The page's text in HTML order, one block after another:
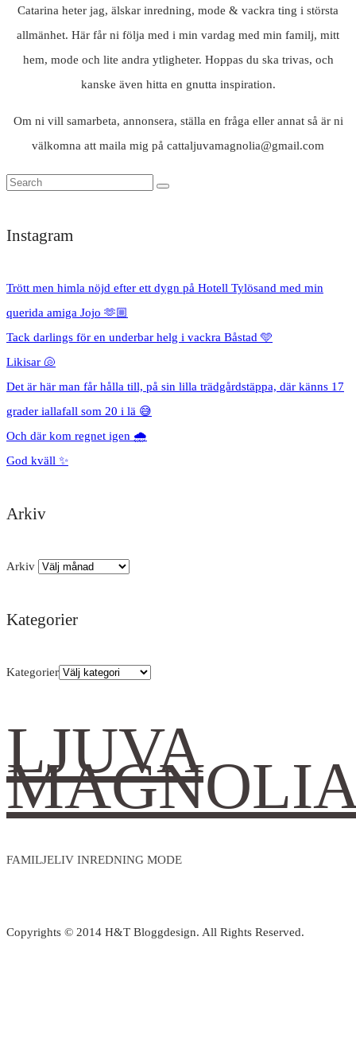
Catarina heter jag, älskar inredning, mode & vackra ting i största
allmänhet. Här får ni följa med i min vardag med min familj, mitt
hem, mode och lite andra ytligheter. Hoppas du ska trivas, och
kanske även hitta en gnutta inspiration.
Om ni vill samarbeta, annonsera, ställa en fråga eller annat så är ni
välkomna att maila mig på cattaljuvamagnolia@gmail.com
Instagram
Trött men himla nöjd efter ett dygn på Hotell Tylösand med min
querida amiga Jojo 🫶🏼
Tack darlings för en underbar helg i vackra Båstad 🩵
Likisar 🐚
Det är här man får hålla till, på sin lilla trädgårdstäppa, där känns 17
grader iallafall som 20 i lä 😅
Och där kom regnet igen 🌧️
God kväll ✨
Arkiv
Arkiv
Kategorier
Kategorier
LJUVA
FAMILJELIV INREDNING MODE
Copyrights © 2014 H&T Bloggdesign. All Rights Reserved.